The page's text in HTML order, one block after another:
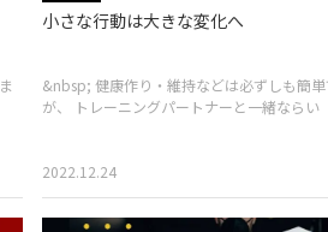
小さな行動は大きな変化へ
&nbsp; 健康作り・維持などは必ずしも簡
が、 トレーニングパートナーと一緒ならい
2022.12.24